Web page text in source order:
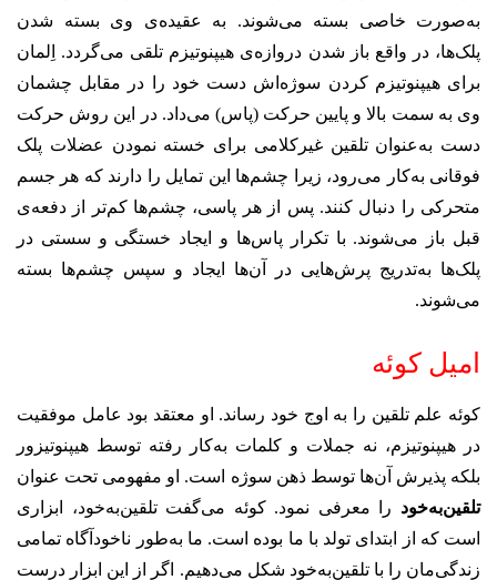
به‌صورت خاصی بسته می‌شوند. به عقیده‌ی وی بسته شدن
پلک‌ها، در واقع باز شدن دروازه‌ی هیپنوتیزم تلقی می‌گردد. اِلمان
برای هیپنوتیزم کردن سوژه‌اش دست خود را در مقابل چشمان
وی به سمت بالا و پایین حرکت (پاس) می‌داد. در این روش حرکت
دست به‌عنوان تلقین غیرکلامی برای خسته نمودن عضلات پلک
فوقانی به‌کار می‌رود، زیرا چشم‌ها این تمایل را دارند که هر جسم
متحرکی را دنبال کنند. پس از هر پاسی، چشم‌ها کم‌تر از دفعه‌ی
قبل باز می‌شوند. با تکرار پاس‌ها و ایجاد خستگی و سستی در
پلک‌ها به‌تدریج پرش‌هایی در آن‌ها ایجاد و سپس چشم‌ها بسته
می‌شوند.
امیل کوئه
کوئه علم تلقین را به اوج خود رساند. او معتقد بود عامل موفقیت
در هیپنوتیزم، نه جملات و کلمات به‌کار رفته توسط هیپنوتیزور
بلکه پذیرش آن‌ها توسط ذهن سوژه است. او مفهومی تحت عنوان
تلقین‌به‌خود را معرفی نمود. کوئه می‌گفت تلقین‌به‌خود، ابزاری
است که از ابتدای تولد با ما بوده است. ما به‌طور ناخودآگاه تمامی
زندگی‌مان را با تلقین‌به‌خود شکل می‌دهیم. اگر از این ابزار درست